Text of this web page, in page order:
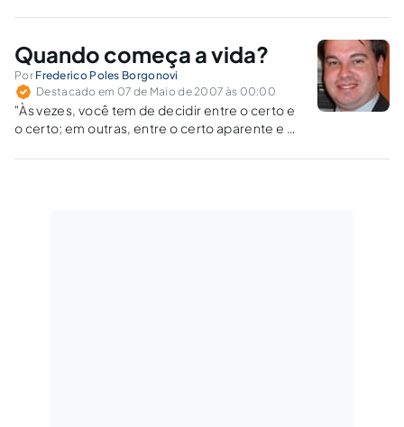
há aproximadamente três anos pelo então
Fonteles, que teve como objetivo discutir a
compatibilidade de dispositivos…
Quando começa a vida?
Por Frederico Poles Borgonovi
Destacado em 07 de Maio de 2007 às 00:00
"Às vezes, você tem de decidir entre o certo e
o certo; em outras, entre o certo aparente e o
sexta-feira, dia 20 de abril, foi realizada uma